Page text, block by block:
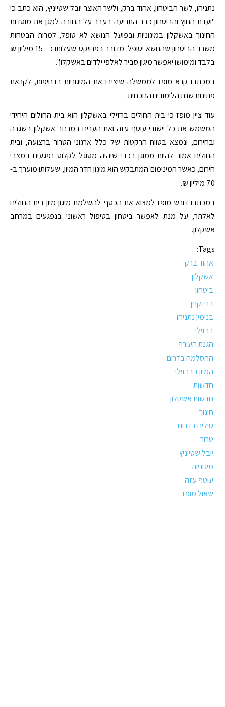
נתניהו, לשר הביטחון, אהוד ברק, ולשר האוצר יובל שטייניץ, הוא כתב כי
"ועדת החוץ והביטחון כבר התריעה בעבר על החובה למגן את מוסדות
החינוך באשקלון במיגוניות ובפועל הנושא לא טופל, למרות הבטחות
משרד הביטחון שהנושא יטופל. מדובר בפרויקט שעלותו כ– 15 מיליון ₪
בלבד ומימושו יאפשר מיגון סביר לאלפי ילדים באשקלון".
במכתבו קרא מופז לממשלה שיציבו את המיגוניות בדחיפות, לקראת
פתיחת שנת הלימודים הנוכחית.
עוד ציין מופז כי בית החולים ברזילי באשקלון הוא בית החולים היחידי
המשמש את כל יישובי עוטף עזה ואת הערים במרחב אשקלון בשגרה
ובחירום, ונמצא בטווח הרקטות של כלל ארגוני הטרור ברצועה, ובית
החולים אמור להיות ממוגן בכדי שיהיה מסוגל לקלוט נפגעים במצבי
חירום, כאשר המינימום המתבקש הוא מיגון חדר המיון, שעלותו מוערך ב-
70 מיליון ₪.
במכתבו דורש מופז למצוא את הכסף להשלמת מיגון מיון בית החולים
לאלתר, על מנת לאפשר ביטחון בטיפול ראשוני בנפגעים במרחב
אשקלון.
Tags:
אהוד ברק
אשקלון
ביטחון
בני וקנין
בנימין נתניהו
ברזילי
הגנת העורף
ההסלמה בדרום
המיון בברזילי
חדשות
חדשות אשקלון
חינוך
טילים בדרום
טרור
יובל שטייניץ
מיגוניות
עוטף עזה
שאול מופז